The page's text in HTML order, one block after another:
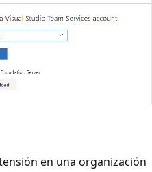
en una organización